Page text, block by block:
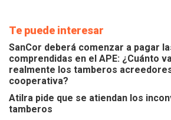
Te puede interesar
SanCor deberá comenzar a pagar
comprendidas en el APE: ¿Cuánto
realmente los tamberos
cooperativa?
Atilra pide que se atiendan los
tamberos